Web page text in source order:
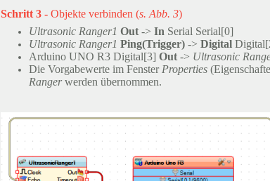
Schritt 3 -Objekte verbinden (s. Abb. 3)
Ultrasonic Ranger1 Out-> In Serial Serial[0]
Ultrasonic Ranger1 Ping(Trigger)-> Digital
Arduino UNO R3 Digital[3] Out-> Ultrasonic
Die Vorgabewerte im Fenster Properties
Rangerwerden übernommen.